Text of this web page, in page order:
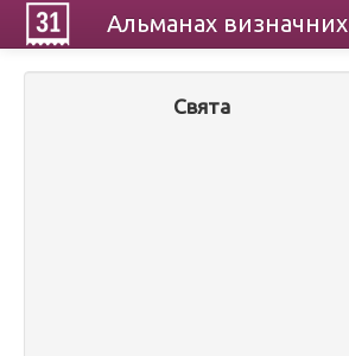
Альманах визначних
Свята